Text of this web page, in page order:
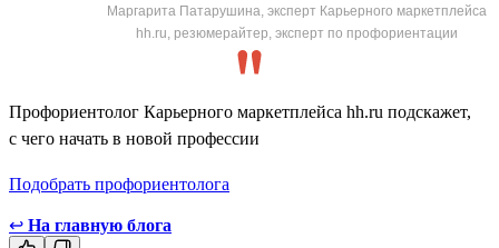
Маргарита Патарушина, эксперт Карьерного маркетплейса
hh.ru, резюмерайтер, эксперт по профориентации
Профориентолог Карьерного маркетплейса hh.ru подскажет,
с чего начать в новой профессии
Подобрать профориентолога
↩ На главную блога